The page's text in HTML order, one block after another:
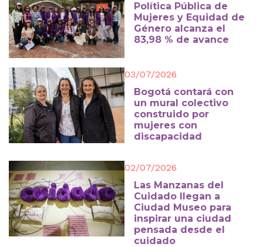
Política Pública de
Mujeres y Equidad de
Género alcanza el
83,98 % de avance
03/07/2026
Bogotá contará con
un mural colectivo
construido por
mujeres con
discapacidad
02/07/2026
Las Manzanas del
Cuidado llegan a
Ciudad Museo para
inspirar una ciudad
pensada desde el
cuidado